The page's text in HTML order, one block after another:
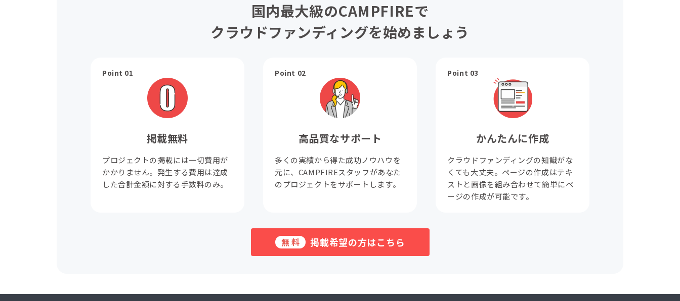
国内最大級のCAMPFIREで
クラウドファンディングを始めましょう
Point 01
掲載無料
プロジェクトの掲載には一切費用が
かかりません。発生する費用は達成
した合計金額に対する手数料のみ。
Point 02
高品質なサポート
多くの実績から得た成功ノウハウを
元に、CAMPFIREスタッフがあなた
のプロジェクトをサポートします。
Point 03
かんたんに作成
クラウドファンディングの知識がな
くても大丈夫。ページの作成はテキ
ストと画像を組み合わせて簡単にペ
ージの作成が可能です。
無料 掲載希望の方はこちら